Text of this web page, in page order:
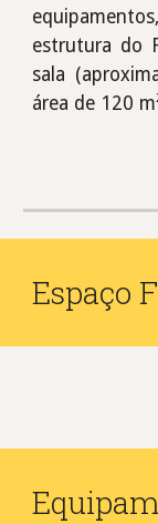
estrutura do
sala
área de 120 m
Espaço